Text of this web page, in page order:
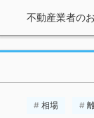
不動産業者の
相場